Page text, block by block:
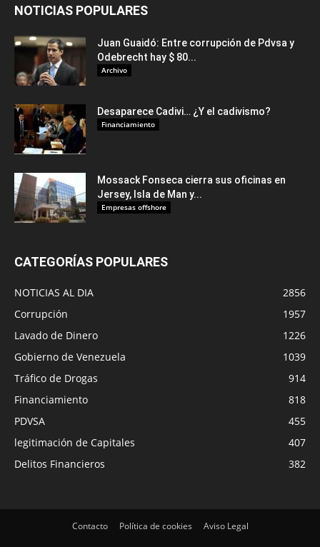
NOTICIAS POPULARES
Juan Guaidó: Entre corrupción de Pdvsa y
Odebrecht hay $ 80...
Archivo
Desaparece Cadivi… ¿Y el cadivismo?
Financiamiento
Mossack Fonseca cierra sus oficinas en
Jersey, Isla de Man y...
Empresas offshore
CATEGORÍAS POPULARES
NOTICIAS AL DIA
2856
Corrupción
1957
Lavado de Dinero
1226
Gobierno de Venezuela
1039
Tráfico de Drogas
914
Financiamiento
818
PDVSA
455
legitimación de Capitales
407
Delitos Financieros
382
Contacto Política de cookies Aviso Legal